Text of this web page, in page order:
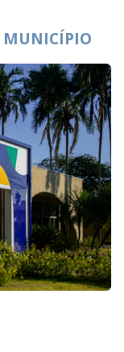
MUNICÍPIO